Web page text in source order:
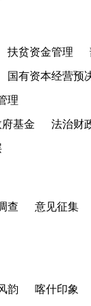
扶贫资金管理
国有资本经营预
理
基金 法治财
查 意见征集
韵 喀什印象